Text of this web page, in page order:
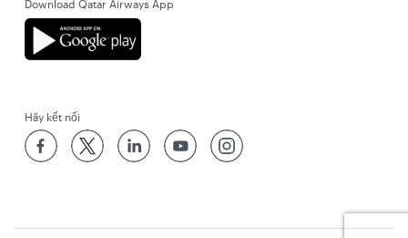
Download Qatar Airways App
Hãy kết nối